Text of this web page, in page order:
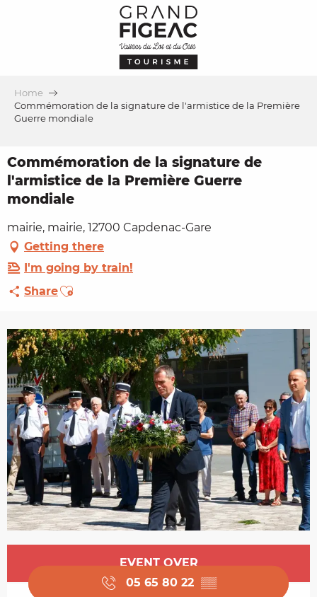
Home
Commémoration de la signature de l'armistice de la Première
Guerre mondiale
Commémoration de la signature de
l'armistice de la Première Guerre
mondiale
mairie, mairie, 12700 Capdenac-Gare
Getting there
I'm going by train!
ShareAjouter aux favoris
Opening hours & contact details
EVENT OVER
05 65 80 22 ▒▒